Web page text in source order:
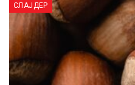
СЛАЈДЕР